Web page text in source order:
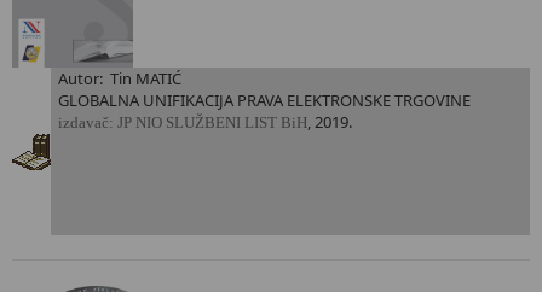
Autor: Tin MATIĆ
GLOBALNA UNIFIKACIJA PRAVA ELEKTRONSKE TRGOVINE
izdavač: JP NIO SLUŽBENI LIST BiH, 2019.